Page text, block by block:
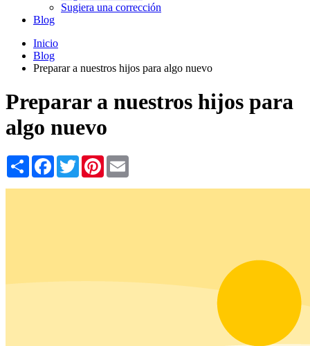
Sugiera una corrección
Blog
Inicio
Blog
Preparar a nuestros hijos para algo nuevo
Preparar a nuestros hijos para
algo nuevo
Share Facebook
TwitterPinterest